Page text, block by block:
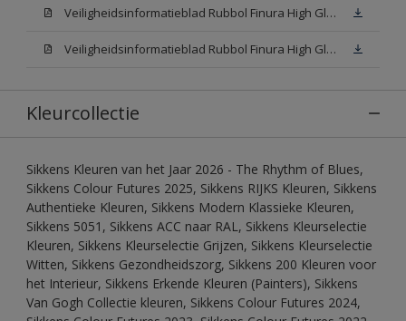
Veiligheidsinformatieblad Rubbol Finura High Gloss White (MSDS)
Veiligheidsinformatieblad Rubbol Finura High Gloss N00 (MSDS)
Kleurcollectie
Sikkens Kleuren van het Jaar 2026 - The Rhythm of Blues,
Sikkens Colour Futures 2025, Sikkens RIJKS Kleuren, Sikkens
Authentieke Kleuren, Sikkens Modern Klassieke Kleuren,
Sikkens 5051, Sikkens ACC naar RAL, Sikkens Kleurselectie
Kleuren, Sikkens Kleurselectie Grijzen, Sikkens Kleurselectie
Witten, Sikkens Gezondheidszorg, Sikkens 200 Kleuren voor
het Interieur, Sikkens Erkende Kleuren (Painters), Sikkens
Van Gogh Collectie kleuren, Sikkens Colour Futures 2024,